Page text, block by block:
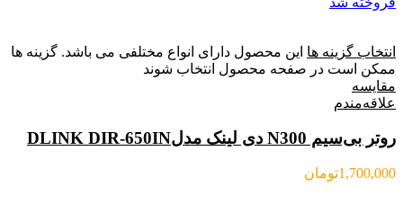
انتخاب گزینه ها این محصول دارای انواع مختلفی می باشد. گزینه ها
ممکن است در صفحه محصول انتخاب شوند
مقایسه
علاقه‌مندم
روتر بی‌سیم N300 دی لینک مدلDLINK DIR-650IN
1,700,000تومان